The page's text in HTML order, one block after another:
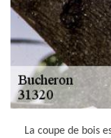
La coupe de bois